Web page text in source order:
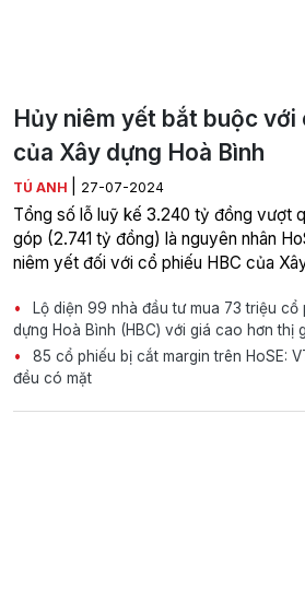
Hủy niêm yết bắt buộc với
của Xây dựng Hoà Bình
TÚ ANH 27-07-2024
Tổng số lỗ luỹ kế 3.240 tỷ đồng vượt
góp (2.741 tỷ đồng) là nguyên nhân
niêm yết đối với cổ phiếu HBC của
Lộ diện 99 nhà đầu tư mua 73 triệu
dựng Hoà Bình (HBC) với giá cao hơn thị
85 cổ phiếu bị cắt margin trên HoSE:
đều có mặt